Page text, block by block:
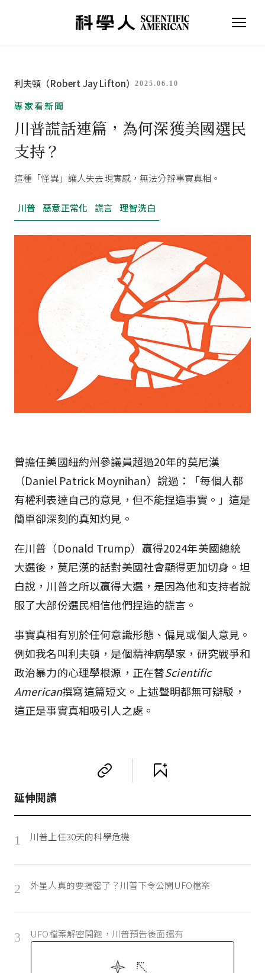
利夫頓（Robert Jay Lifton）2025.06.10
專家看新聞
川普謊話連篇，為何深獲美國選民
支持？
這種「怪異」讓人失去現實感，無法分辨事實真相。
川普 惡意正常化 謊言 理智洗白
曾擔任美國紐約州參議員超過20年的莫尼漢
（Daniel Patrick Moynihan）說過：「每個人都
有權利表達自己的意見，但不能捏造事實。」這是
簡單卻深刻的真知灼見。
在川普（Donald Trump）贏得2024年美國總統
大選後，莫尼漢的話對美國社會顯得更加切身。坦
白說，川普之所以贏得大選，是因為他和支持者說
服了大部份選民相信他們捏造的謊言。
事實真相有別於任何意識形態、偏見或個人意見。
例如我名叫利夫頓，是個精神病學家，研究戰爭和
政治暴力的心理學根源，正在替Scientific
American撰寫這篇短文。上述聲明都無可辯駁，
這正是事實真相吸引人之處。
延伸閱讀
1 川普上任30天的科學危機
2 外星人真的要揭密了？川普下令公開UFO檔案
3 UFO檔案解密開跑，川普預告後面還有